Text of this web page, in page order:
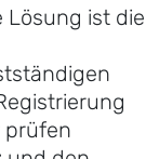
Lösung ist die
prüfen